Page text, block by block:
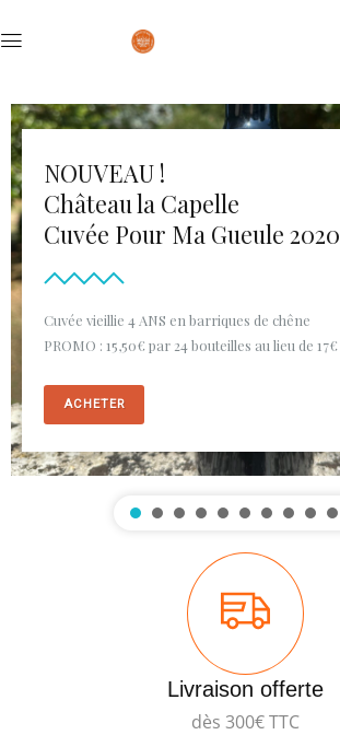
NOUVEAU !
Château la Capelle
Cuvée Pour Ma Gueule 2020
Cuvée vieillie 4 ANS en barriques de chêne
PROMO : 15,50€ par 24 bouteilles au lieu de 17€
ACHETER
Livraison offerte
dès 300€ TTC